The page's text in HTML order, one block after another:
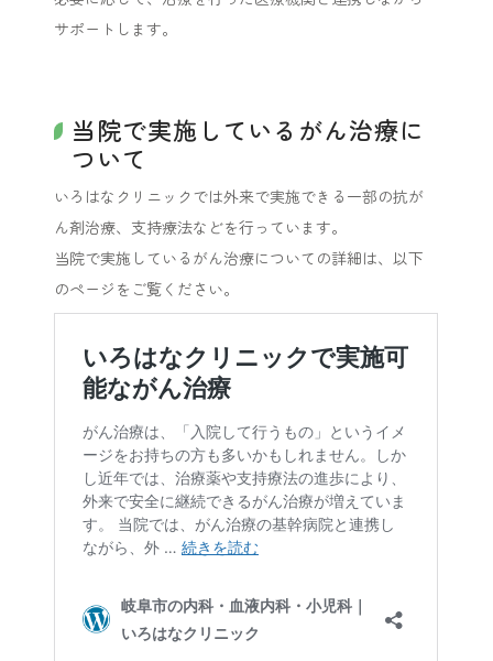
サポートします。
当院で実施しているがん治療に
ついて
いろはなクリニックでは外来で実施できる一部の抗が
ん剤治療、支持療法などを行っています。
当院で実施しているがん治療についての詳細は、以下
のページをご覧ください。